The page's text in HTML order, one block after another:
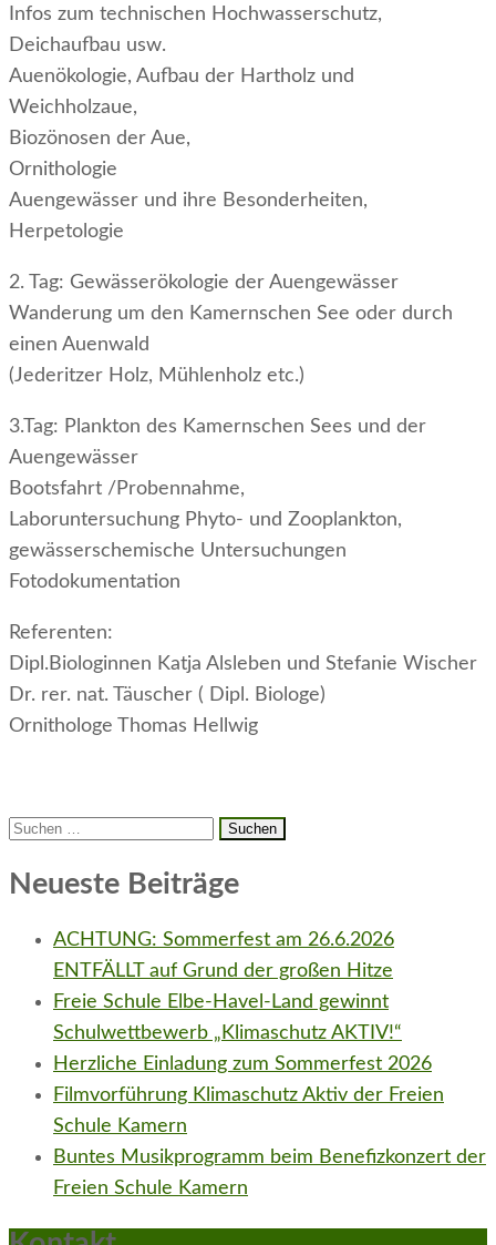
Infos zum technischen Hochwasserschutz,
Deichaufbau usw.
Auenökologie, Aufbau der Hartholz und
Weichholzaue,
Biozönosen der Aue,
Ornithologie
Auengewässer und ihre Besonderheiten,
Herpetologie
2. Tag: Gewässerökologie der Auengewässer
Wanderung um den Kamernschen See oder durch
einen Auenwald
(Jederitzer Holz, Mühlenholz etc.)
3.Tag: Plankton des Kamernschen Sees und der
Auengewässer
Bootsfahrt /Probennahme,
Laboruntersuchung Phyto- und Zooplankton,
gewässerschemische Untersuchungen
Fotodokumentation
Referenten:
Dipl.Biologinnen Katja Alsleben und Stefanie Wischer
Dr. rer. nat. Täuscher ( Dipl. Biologe)
Ornithologe Thomas Hellwig
Suchen
Neueste Beiträge
ACHTUNG: Sommerfest am 26.6.2026
ENTFÄLLT auf Grund der großen Hitze
Freie Schule Elbe-Havel-Land gewinnt
Schulwettbewerb „Klimaschutz AKTIV!“
Herzliche Einladung zum Sommerfest 2026
Filmvorführung Klimaschutz Aktiv der Freien
Schule Kamern
Buntes Musikprogramm beim Benefizkonzert der
Freien Schule Kamern